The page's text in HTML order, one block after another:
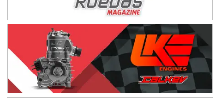
TUCUMANO - F5
Juan Navarro (Asfalto)
El Timbó (Tucumán)
COBERTURA ESPECIAL DE E-KART.COM.AR
08/09-AGO
IAME SERIES ARGENTINA 6